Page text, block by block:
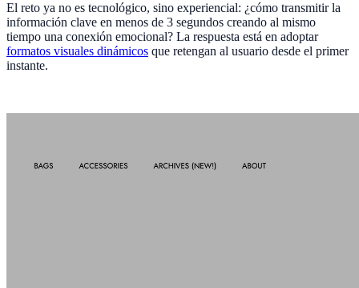
El reto ya no es tecnológico, sino experiencial: ¿cómo transmitir la
información clave en menos de 3 segundos creando al mismo
tiempo una conexión emocional? La respuesta está en adoptar
formatos visuales dinámicos que retengan al usuario desde el primer
instante.